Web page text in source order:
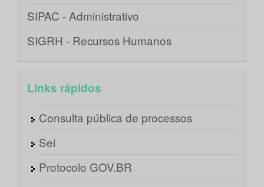
SIPAC - Administrativo
SIGRH - Recursos Humanos
Links rápidos
Consulta pública de processos
Sei
Protocolo GOV.BR